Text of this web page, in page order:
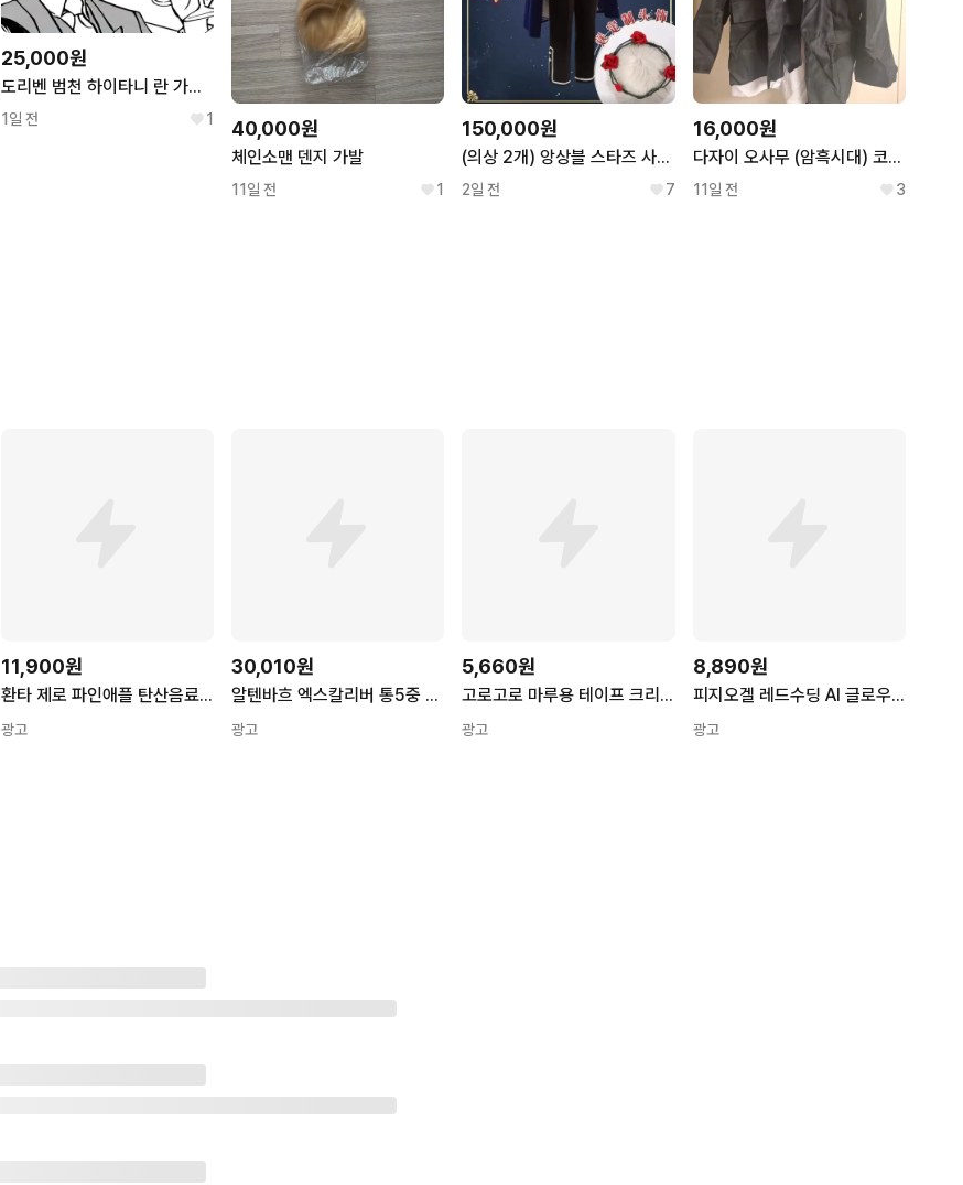
25,000원
도리벤 범천 하이타니 란 가발 택포 2.5
1일 전 1 40,000원
체인소맨 덴지 가발
11일 전 1
150,000원
(의상 2개) 앙상블 스타즈 사쿠마 리츠 코스프레
2일 전 7
16,000원
다자이 오사무 (암흑시대) 코스프레 의상
11일 전 3
11,900원
환타 제로 파인애플 탄산음료, 350ml, 24개
광고
30,010원
알텐바흐 엑스칼리버 통5중 후라이팬 인덕션 IH, 28cm, 1개
광고
5,660원
고로고로 마루용 테이프 크리너 리필 3개입, 1개
광고
8,890원
피지오겔 레드수딩 AI 글로우업 썬스크린 SPF50+ PA++++, 30ml, 1개
광고